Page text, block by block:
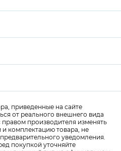
приведенные на сайте
от реального внешнего вида
правом производителя изменять
комплектацию товара, не
уведомления.
покупкой уточняйте